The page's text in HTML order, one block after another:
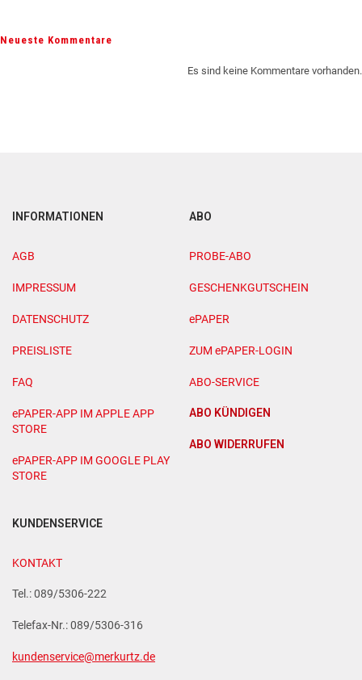
Neueste Kommentare
Es sind keine Kommentare vorhanden.
INFORMATIONEN
AGB
IMPRESSUM
DATENSCHUTZ
PREISLISTE
FAQ
ePAPER-APP IM APPLE APP
STORE
ePAPER-APP IM GOOGLE PLAY
STORE
ABO
PROBE-ABO
GESCHENKGUTSCHEIN
ePAPER
ZUM ePAPER-LOGIN
ABO-SERVICE
ABO KÜNDIGEN
ABO WIDERRUFEN
KUNDENSERVICE
KONTAKT
Tel.: 089/5306-222
Telefax-Nr.: 089/5306-316
kundenservice@merkurtz.de